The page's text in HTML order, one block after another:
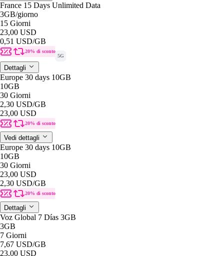
France 15 Days Unlimited Data
3GB/giorno
15 Giorni
23,00 USD
0,51 USD/GB
20% di sconto
5G
Dettagli
Europe 30 days 10GB
10GB
30 Giorni
2,30 USD/GB
23,00 USD
20% di sconto
Vedi dettagli
Europe 30 days 10GB
10GB
30 Giorni
23,00 USD
2,30 USD/GB
20% di sconto
Dettagli
Voz Global 7 Días 3GB
3GB
7 Giorni
7,67 USD/GB
23,00 USD